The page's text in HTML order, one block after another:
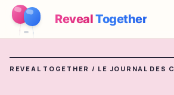
RevealTogether
Fonctionnement
REVEAL TOGETHER / LE JOURNAL DES